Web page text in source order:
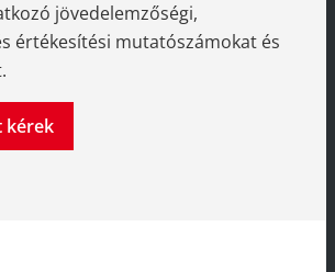
jövedelemzőségi,
értékesítési mutatószámokat és
kérek